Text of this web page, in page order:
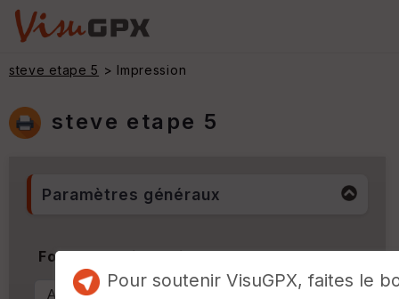
steve etape 5 > Impression
steve etape 5
Paramètres généraux
Format & Orientation
Pour soutenir VisuGPX, faites le